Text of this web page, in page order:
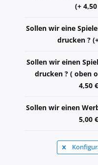
(+
Sollen wir eine
drucken ?
Sollen wir einen
drucken ? ( oben
4,50
Sollen wir einen
5,00